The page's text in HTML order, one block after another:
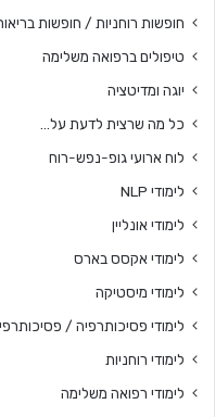
חופשות רוחניות / חופשות
טיפולים ברפואה משלימה
יוגה ומדיטציה
כל מה שרצית לדעת על…
לוח ארועי גופ-נפש-רוח
לימודי NLP
לימודי אונליין
לימודי אקסס בארס
לימודי מיסטיקה
לימודי פסיכותרפיה /
לימודי רוחניות
לימודי רפואה משלימה